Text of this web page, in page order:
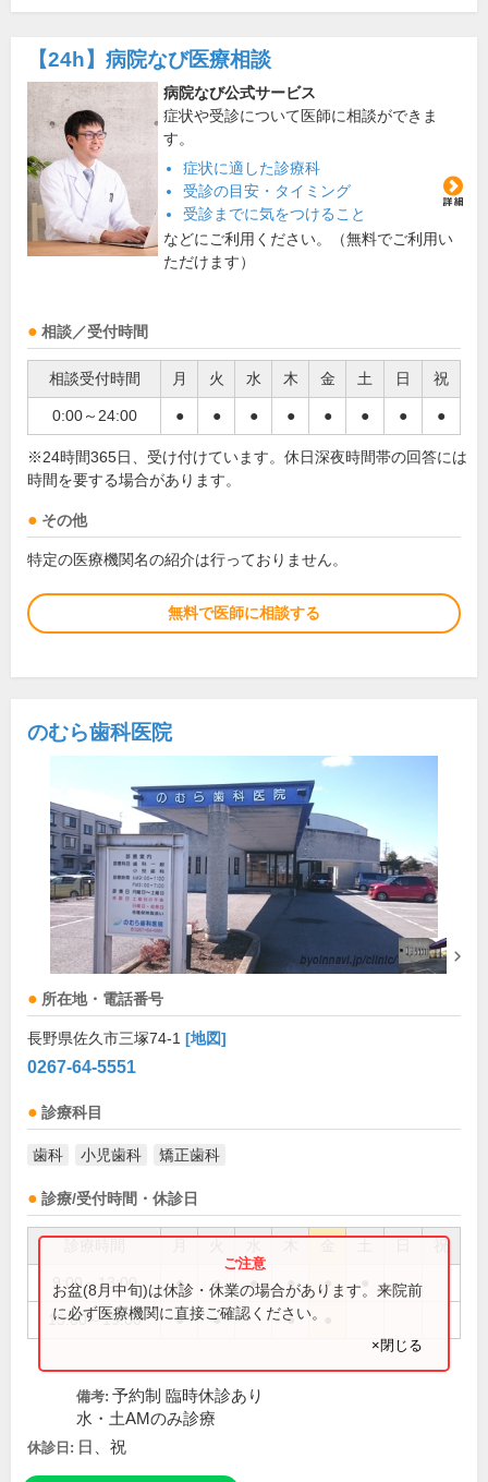
【24h】 病院なび医療相談
病院なび公式サービス
症状や受診について医師に相談ができま
す。
症状に適した診療科
受診の目安・タイミング
受診までに気をつけること
などにご利用ください。（無料でご利用い
ただけます）
相談／受付時間
相談受付時間 月 火 水 木 金 土 日 祝
0:00～24:00 ● ● ● ● ● ● ● ●
※24時間365日、受け付けています。休日深夜時間帯の回答には
時間を要する場合があります。
その他
特定の医療機関名の紹介は行っておりません。
無料で医師に相談する
のむら歯科医院
所在地・電話番号
長野県佐久市三塚74-1 [地図]
0267-64-5551
診療科目
歯科 小児歯科 矯正歯科
診療/受付時間・休診日
祝
9:00～13:00 ● ● ● ● ●
15:00～19:00 ● ● ●
お盆(8月中旬)は休診・休業の場合があります。来院前
に必ず医療機関に直接ご確認ください。
×閉じる
備考: 予約制 臨時休診あり
水・土AMのみ診療
休診日: 日、祝